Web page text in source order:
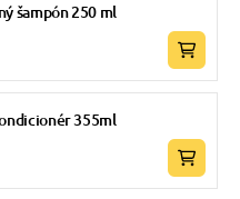
šampón 250 ml
355ml